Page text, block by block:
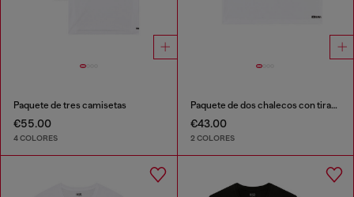
Paquete de tres camisetas
€55.00
4 COLORES
Paquete de dos chalecos con tirantes de algodón
€43.00
2 COLORES